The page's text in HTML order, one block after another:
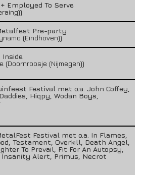
Employed To Serve
Pre-party
(Eindhoven))
Inside
(Doornroosje (Nijmegen))
Festival met o.a. John Coffey,
Hiqpy, Wodan Boys,
Festival met o.a. In Flames,
Testament, Overkill, Death Angel,
To Prevail, Fit For An Autopsy,
Insanity Alert, Primus, Necrot